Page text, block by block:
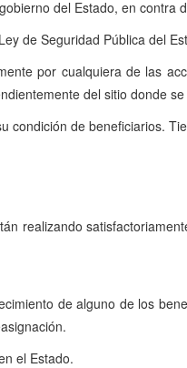
del Estado, en contra
de Seguridad Pública del
por cualquiera de las
del sitio donde
de beneficiarios.
realizando
de alguno de los
el Estado.